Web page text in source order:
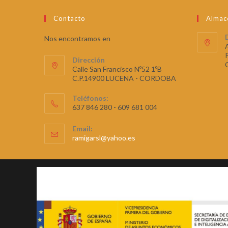
Contacto
Nos encontramos en
Dirección
Calle San Francisco Nº52 1ºB
C.P.14900 LUCENA - CORDOBA
Teléfonos:
637 846 280 - 609 681 004
Email:
ramigarsl@yahoo.es